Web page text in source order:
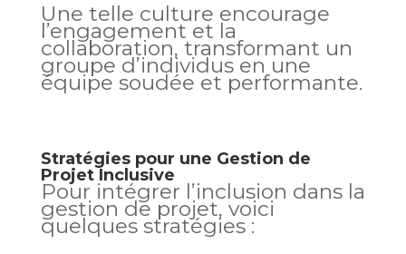
Une telle culture encourage
l’engagement et la
collaboration, transformant un
groupe d’individus en une
équipe soudée et performante.
Stratégies pour une Gestion de
Projet Inclusive
Pour intégrer l’inclusion dans la
gestion de projet, voici
quelques stratégies :